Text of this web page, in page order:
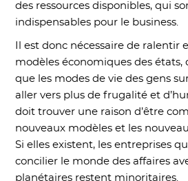
des ressources disponibles, qui
indispensables pour le business.
Il est donc nécessaire de ralentir
modèles économiques des états,
que les modes de vie des gens
aller vers plus de frugalité et
doit trouver une raison d’être
nouveaux modèles et les
Si elles existent, les entreprises
concilier le monde des affaires
planétaires restent minoritaires.